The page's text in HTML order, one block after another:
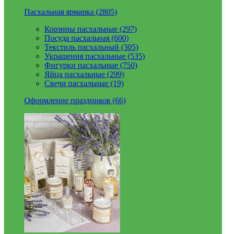
Пасхальная ярмарка (2805)
Корзины пасхальные (297)
Посуда пасхальная (600)
Текстиль пасхальный (305)
Украшения пасхальные (535)
Фигурки пасхальные (750)
Яйца пасхальные (299)
Свечи пасхальные (19)
Оформление праздников (66)